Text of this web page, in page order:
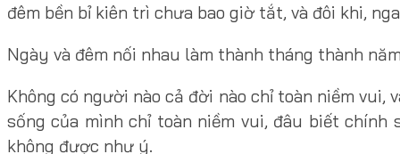
đêm bền bỉ kiên trì chưa bao giờ tắt, và đôi khi,
Ngày và đêm nối nhau làm thành tháng thành
Không có người nào cả đời nào chỉ toàn niềm
sống của mình chỉ toàn niềm vui, đâu biết
không được như ý.